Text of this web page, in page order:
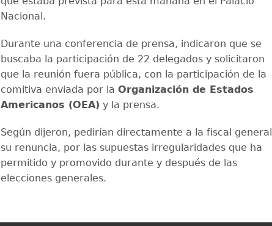
Nacional.
Durante una conferencia de prensa, indicaron que se
buscaba la participación de 22 delegados y solicitaron
que la reunión fuera pública, con la participación de la
comitiva enviada por la Organización de Estados
Americanos (OEA) y la prensa.
Según dijeron, pedirían directamente a la fiscal general
su renuncia, por las supuestas irregularidades que ha
permitido y promovido durante y después de las
elecciones generales.